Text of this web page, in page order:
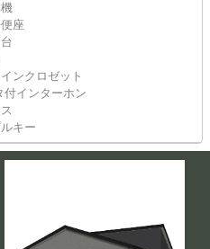
座
ンクロゼット
付インターホン
キー